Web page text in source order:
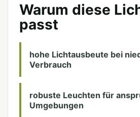
Warum diese
passt
hohe Lichtausbeute bei
Verbrauch
robuste Leuchten für
Umgebungen